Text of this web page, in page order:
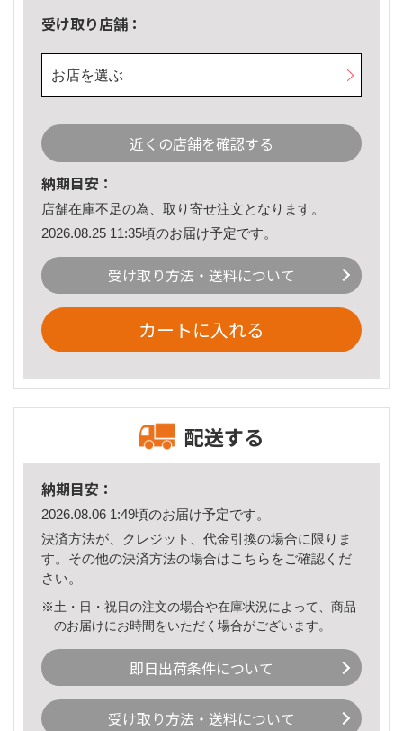
受け取り店舗：
お店を選ぶ
近くの店舗を確認する
納期目安：
店舗在庫不足の為、取り寄せ注文となります。
2026.08.25 11:35頃のお届け予定です。
受け取り方法・送料について
カートに入れる
配送する
納期目安：
2026.08.06 1:49頃のお届け予定です。
決済方法が、クレジット、代金引換の場合に限りま
す。その他の決済方法の場合はこちら をご確認くだ
さい。
※土・日・祝日の注文の場合や在庫状況によって、商品
のお届けにお時間をいただく場合がございます。
即日出荷条件について
受け取り方法・送料について